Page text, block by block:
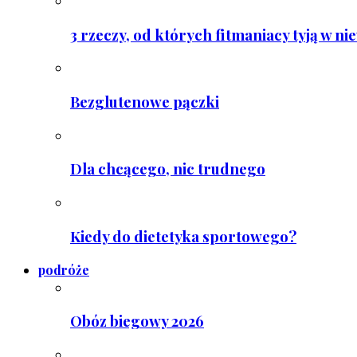
3 rzeczy, od których fitmaniacy tyją w
Bezglutenowe pączki
Dla chcącego, nic trudnego
Kiedy do dietetyka sportowego?
podróże
Obóz biegowy 2026